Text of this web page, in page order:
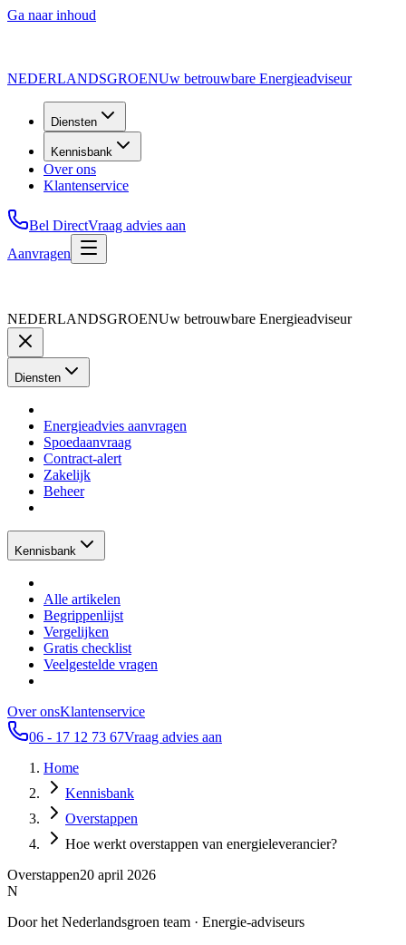
Ga naar inhoud
NEDERLANDSGROENUw betrouwbare Energieadviseur
Diensten
Kennisbank
Over ons
Klantenservice
Bel DirectVraag advies aan
Aanvragen
NEDERLANDSGROENUw betrouwbare Energieadviseur
Diensten
Energieadvies aanvragen
Spoedaanvraag
Contract-alert
Zakelijk
Beheer
Kennisbank
Alle artikelen
Begrippenlijst
Vergelijken
Gratis checklist
Veelgestelde vragen
Over onsKlantenservice
06 - 17 12 73 67Vraag advies aan
Home
Kennisbank
Overstappen
Hoe werkt overstappen van energieleverancier?
Overstappen20 april 2026
N
Doorhet Nederlandsgroen team · Energie-adviseurs